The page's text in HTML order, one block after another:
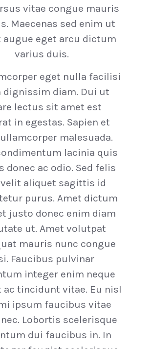
vitae congue mauris
Maecenas sed enim ut
augue eget arcu dictum
varius duis.
eget nulla facilisi
dignissim diam. Dui ut
lectus sit amet est
in egestas. Sapien et
malesuada.
lacinia quis
donec ac odio. Sed felis
aliquet sagittis id
purus. Amet dictum
justo donec enim diam
ut. Amet volutpat
mauris nunc congue
Faucibus pulvinar
integer enim neque
tincidunt vitae. Eu nisl
ipsum faucibus vitae
Lobortis scelerisque
dui faucibus in. In